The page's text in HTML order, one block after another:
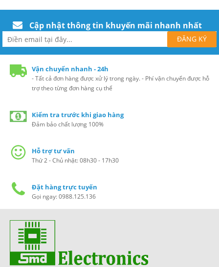
Cập nhật thông tin khuyến mãi nhanh nhất
Vận chuyển nhanh - 24h
- Tất cả đơn hàng được xử lý trong ngày. - Phí vận chuyển được hỗ
trợ theo từng đơn hàng cụ thể
Kiểm tra trước khi giao hàng
Đảm bảo chất lượng 100%
Hỗ trợ tư vấn
Thứ 2 - Chủ nhật: 08h30 - 17h30
Đặt hàng trực tuyến
Gọi ngay: 0988.125.136